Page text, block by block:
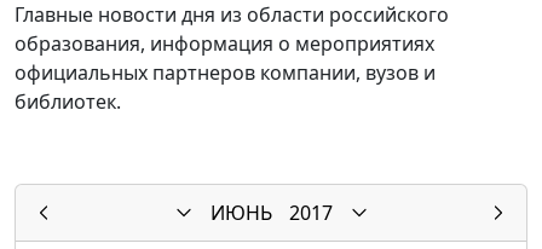
Главные новости дня из области российского
образования, информация о мероприятиях
официальных партнеров компании, вузов и
библиотек.
ИЮНЬ
2017